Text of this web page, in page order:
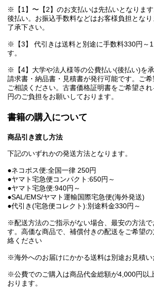
※【1】〜【2】のお支払いは先払いとなりま
後払い。お振込手数料などはお客様負担とな
了承下さい。
※【3】 代引きは送料と別途に手数料330円～
す。
※【4】大学や法人様等の公費払い(後払い)を承
請求書・納品書・見積書が発行可能です。ご
ご相談ください。古書価格証明書をご希望さ
円のご負担をお願いしております。
書籍の購入について
商品引き渡し方法
下記のいずれかの発送方法となります。
●ネコポス便:全国一律 250円
●ヤマト宅急便コンパクト:650円～
●ヤマト宅急便:940円～
●SAL/EMS/ヤマト運輸国際宅急便(海外発送)
●代引き(宅急便コレクト):別途料金330円～
※配送方法のご指示がない場合、最安の方法で
す。高価な商品で、補償付きの配送をご希望
絡ください
※海外へのお届けにかかる送料は別途お見積い
※公費でのご購入は商品代金総額が4,000円以
おります。